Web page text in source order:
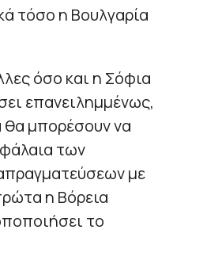
τόσο η Βουλγαρία
όσο και η Σόφια
επανειλημμένως,
μπορέσουν να
των
με
η Βόρεια
το